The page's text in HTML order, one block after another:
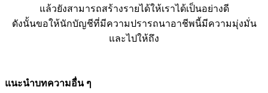
แล้วยังสามารถสร้างรายได้ให้เราได้เป็นอย่างดี
ดังนั้นขอให้นักบัญชีที่มีความปรารถนาอาชีพนี้มีความมุ่งมั่น
และไปให้ถึง
แนะนำบทความอื่น ๆ